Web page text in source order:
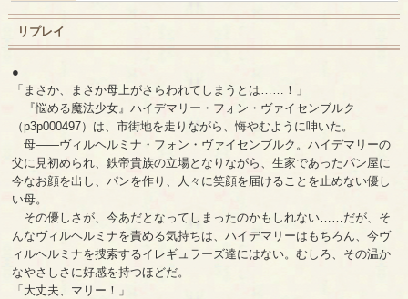
リプレイ
●
「まさか、まさか母上がさらわれてしまうとは……！」
『悩める魔法少女』ハイデマリー・フォン・ヴァイセンブルク
（p3p000497）は、市街地を走りながら、悔やむように呻いた。
母――ヴィルヘルミナ・フォン・ヴァイセンブルク。ハイデマリーの
父に見初められ、鉄帝貴族の立場となりながら、生家であったパン屋に
今なお顔を出し、パンを作り、人々に笑顔を届けることを止めない優し
い母。
その優しさが、今あだとなってしまったのかもしれない……だが、そ
んなヴィルヘルミナを責める気持ちは、ハイデマリーはもちろん、今ヴ
ィルヘルミナを捜索するイレギュラーズ達にはない。むしろ、その温か
なやさしさに好感を持つほどだ。
「大丈夫、マリー！」